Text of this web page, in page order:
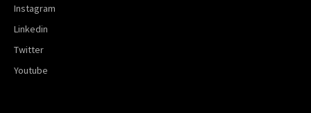
Instagram
Linkedin
Twitter
Youtube